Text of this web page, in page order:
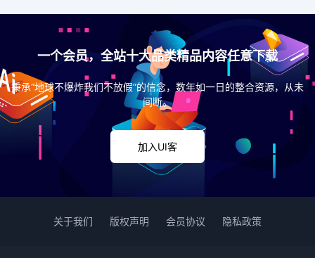
一个会员，全站十大品类精品内容任意下载
秉承“地球不爆炸我们不放假”的信念，数年如一日的整合资源，从未
间断。
加入UI客
关于我们 版权声明 会员协议 隐私政策